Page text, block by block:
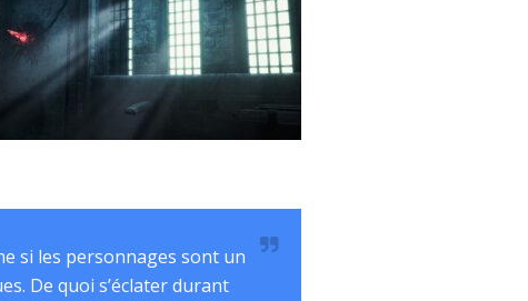
si les personnages sont un
De quoi s’éclater durant